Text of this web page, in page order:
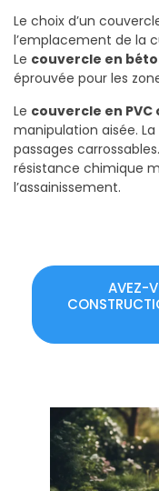
Le choix d’un
l’emplacement de la
Le couvercle en
éprouvée pour les
Le couvercle en
manipulation aisée.
passages
résistance chimique
l’assainissement.
AVEZ-